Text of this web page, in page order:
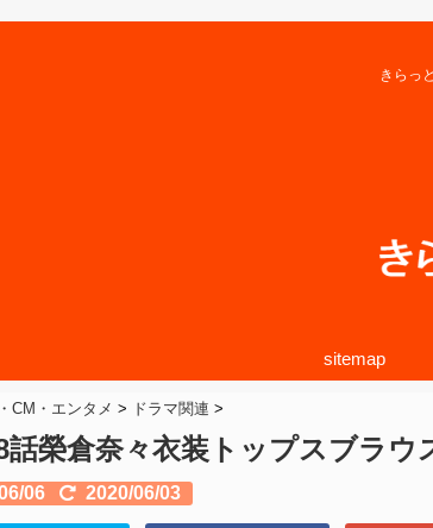
きらっ
sitemap
CM・エンタメ > ドラマ関連 >
話榮倉奈々衣装トップスブラ
06 2020/06/03